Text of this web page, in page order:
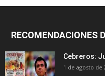
RECOMENDACIONES
Cebreros:
1 de agosto de